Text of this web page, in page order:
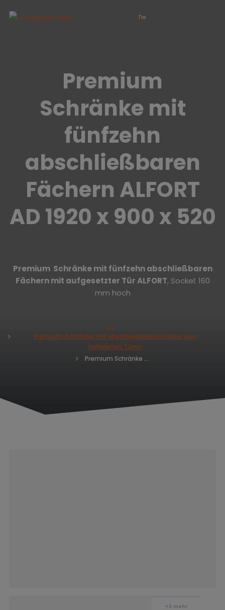
De
Premium
Schränke mit
fünfzehn
abschließbaren
Fächern ALFORT
AD 1920 x 900 x 520
Premium Schränke mit fünfzehn abschließbaren
Fächern mit aufgesetzter Tür ALFORT, Sockel: 160
mm hoch
H
o
Premium-Schränke mit abschließbaren Fächern und
beladenen Türen
Premium Schränke mit fünfzehn abschließbaren Fächern ALFORT AD 1920 x 900 x 520
+5 mehr